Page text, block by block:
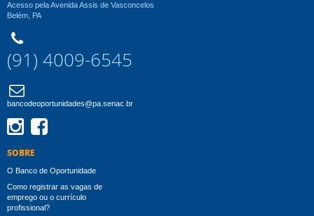
Acesso pela Avenida Assis de Vasconcelos
Belém, PA
(91) 4009-6545
bancodeoportunidades@pa.senac.br
Instagram
Facebook
SOBRE
O Banco de Oportunidade
Como registrar as vagas de
emprego ou o currículo
profissional?